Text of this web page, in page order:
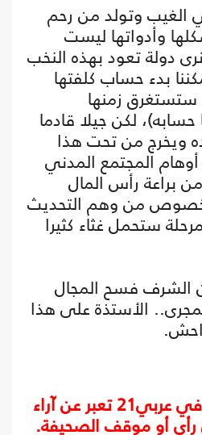
الغيب وتولد من رحم
وأدواتها ليست
دولة تعود بهذه النخب
بدء حساب كلفتها
ستستغرق زمنها
لكن جيلا قادما
ويخرج من تحت هذا
أوهام المجتمع المدني
براعة رأس المال
من وهم التحديث
ستحمل غثاء كثيرا
الشرف فسح المجال
الأستذة على هذا
المقالات المنشورة في عربي21 تعبر عن آراء
رأي أو موقف الصحيفة.